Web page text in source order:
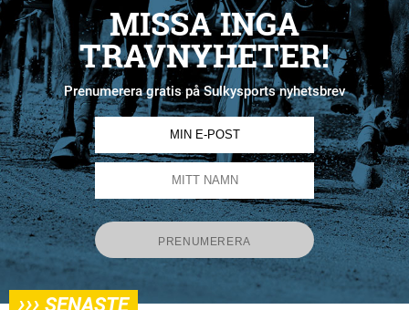
MISSA INGA
TRAVNYHETER!
Prenumerera gratis på Sulkysports nyhetsbrev
››› SENASTE